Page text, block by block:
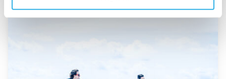
GA NAAR “WE BEGONNEN MET NUL KLANTEN EN NUL